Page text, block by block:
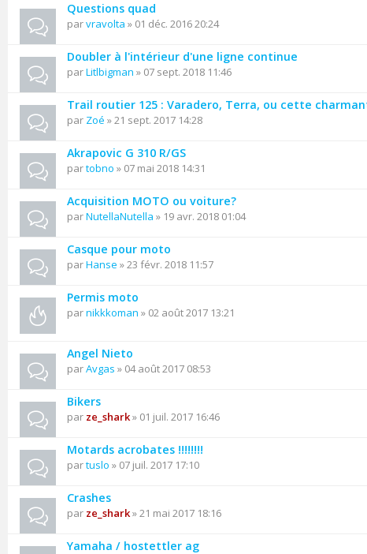
Questions quad
parvravolta » 01 déc. 2016 20:24
Doubler à l'intérieur d'une ligne continue
parLitlbigman » 07 sept. 2018 11:46
Trail routier 125 : Varadero, Terra, ou cette
par Zoé » 21 sept. 2017 14:28
Akrapovic G 310 R/GS
partobno » 07 mai 2018 14:31
Acquisition MOTO ou voiture?
parNutellaNutella » 19 avr. 2018 01:04
Casque pour moto
parHanse » 23 févr. 2018 11:57
Permis moto
parnikkkoman » 02 août 2017 13:21
Angel Nieto
parAvgas » 04 août 2017 08:53
Bikers
par ze_shark» 01 juil. 2017 16:46
Motards acrobates !!!!!!!!
partuslo » 07 juil. 2017 17:10
Crashes
par ze_shark» 21 mai 2017 18:16
Yamaha / hostettler ag